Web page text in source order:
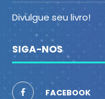
Divulgue seu livro!
SIGA-NOS
FACEBOOK